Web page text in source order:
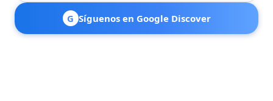
G Síguenos en Google Discover